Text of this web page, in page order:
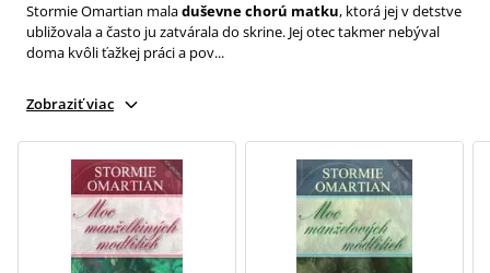
Stormie Omartian maladuševne chorú matku, ktorá jej v detstve
ubližovala a často ju zatvárala do skrine. Jej otec takmer nebýval
doma kvôli ťažkej práci a pov...
Zobraziť viac